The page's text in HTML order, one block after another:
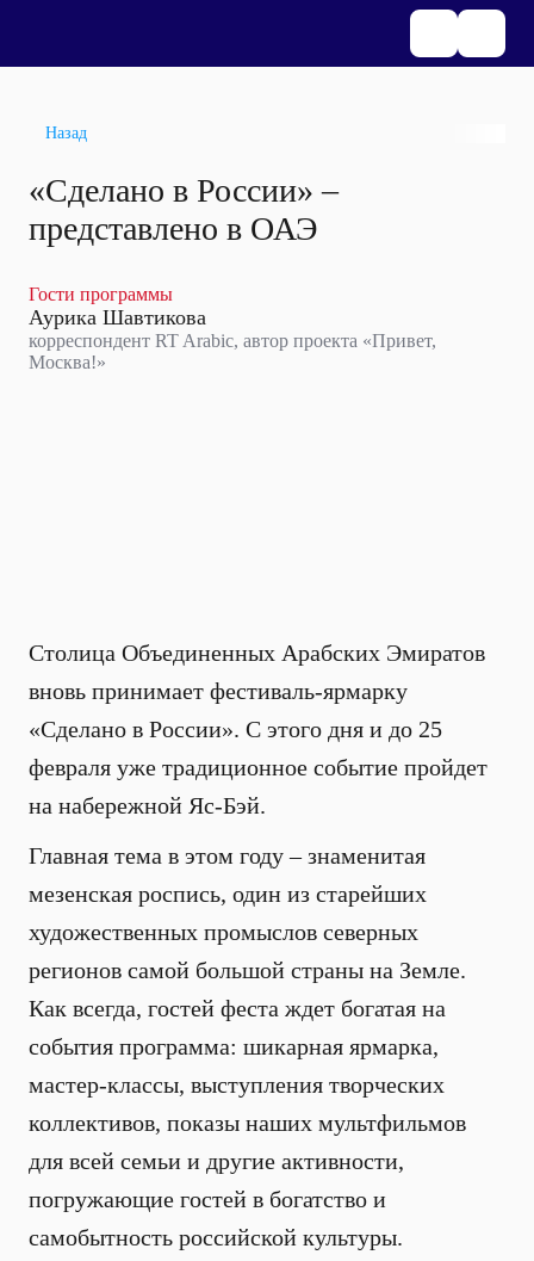
Назад
«Сделано в России» –
представлено в ОАЭ
Гости программы
Аурика Шавтикова
корреспондент RT Arabic, автор проекта «Привет,
Москва!»
Столица Объединенных Арабских Эмиратов
вновь принимает фестиваль-ярмарку
«Сделано в России». С этого дня и до 25
февраля уже традиционное событие пройдет
на набережной Яс-Бэй.
Главная тема в этом году – знаменитая
мезенская роспись, один из старейших
художественных промыслов северных
регионов самой большой страны на Земле.
Как всегда, гостей феста ждет богатая на
события программа: шикарная ярмарка,
мастер-классы, выступления творческих
коллективов, показы наших мультфильмов
для всей семьи и другие активности,
погружающие гостей в богатство и
самобытность российской культуры.